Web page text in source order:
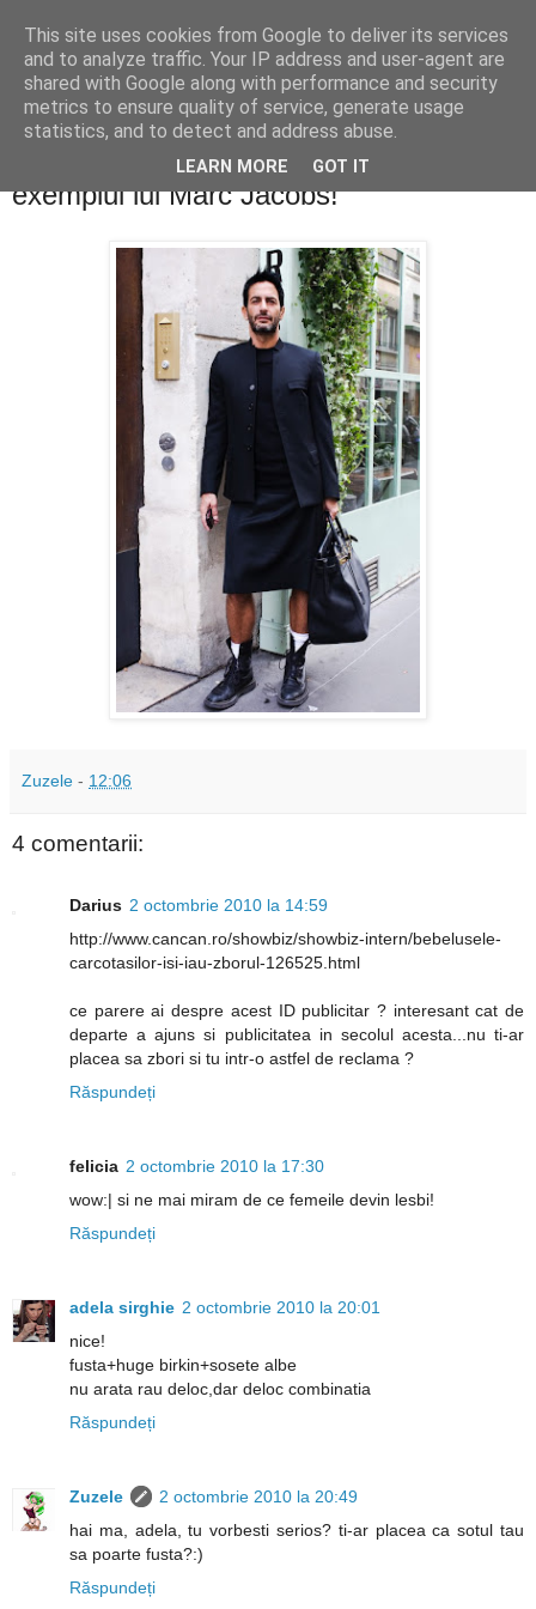
PentruDive.ro
sâmbătă, 2 octombrie 2010
Divilor, daca vreti sa fiti la moda, urmati
exemplul lui Marc Jacobs!
Zuzele - 12:06
4 comentarii:
Darius 2 octombrie 2010 la 14:59
http://www.cancan.ro/showbiz/showbiz-intern/bebelusele-
carcotasilor-isi-iau-zborul-126525.html
ce parere ai despre acest ID publicitar ? interesant cat de
departe a ajuns si publicitatea in secolul acesta...nu ti-ar
placea sa zbori si tu intr-o astfel de reclama ?
Răspundeți
felicia 2 octombrie 2010 la 17:30
wow:| si ne mai miram de ce femeile devin lesbi!
Răspundeți
adela sirghie 2 octombrie 2010 la 20:01
nice!
fusta+huge birkin+sosete albe
nu arata rau deloc,dar deloc combinatia
Răspundeți
Zuzele
2 octombrie 2010 la 20:49
hai ma, adela, tu vorbesti serios? ti-ar placea ca sotul tau
sa poarte fusta?:)
Răspundeți
This site uses cookies from Google to deliver its services
and to analyze traffic. Your IP address and user-agent are
shared with Google along with performance and security
metrics to ensure quality of service, generate usage
statistics, and to detect and address abuse.
LEARN MORE GOT IT